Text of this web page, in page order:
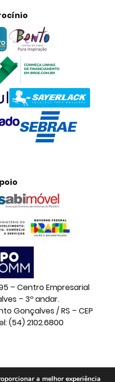
– Centro Empresarial
– 3º andar.
Gonçalves / RS – CEP
(54) 2102.6800
os direitos reservados.
a melhor experiência